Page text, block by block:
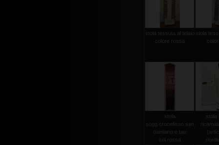
stola tessuta al telaio
colore rossa
stola
stola
sogg.crocefisso san
damiano e tau
col.rossa
stola